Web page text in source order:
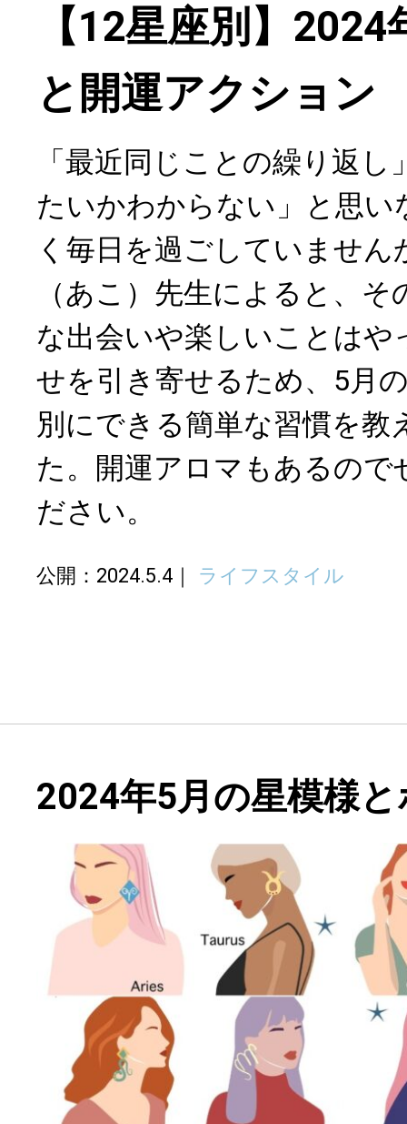
【12星座別】
と開運アクション
「最近同じことの繰り返
たいかわからない」と思
く毎日を過ごしていません
（あこ）先生によると、
な出会いや楽しいことはや
せを引き寄せるため、5月
別にできる簡単な習慣を教
た。開運アロマもあるので
ださい。
公開：2024.5.4 ライフスタイル
2024年5月の星模様